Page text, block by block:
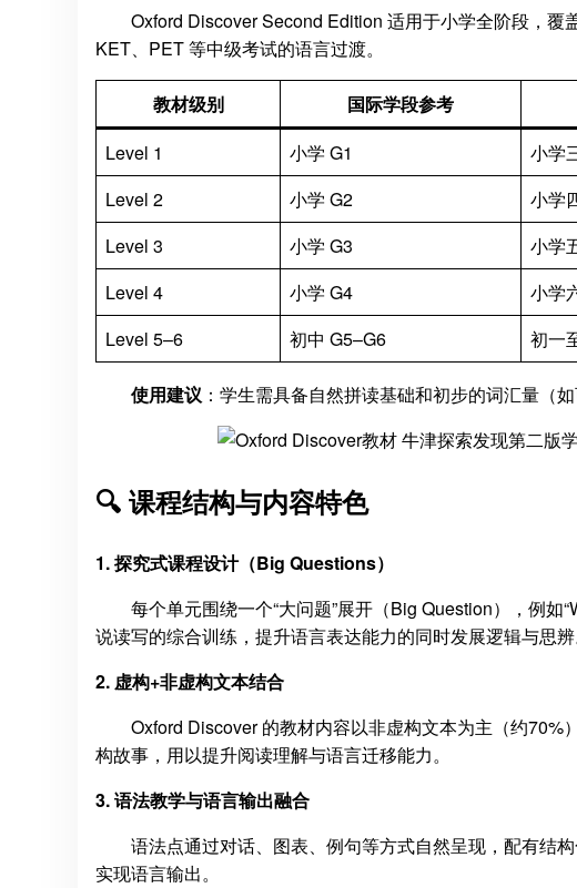
Oxford Discover Second Edition 适用于小学全阶段，
KET、PET 等中级考试的语言过渡。
教材级别 国际学段参考
Level 1
小学 G1 小学
Level 2
小学 G2 小学
Level 3
小学 G3 小学
Level 4
小学 G4 小学
Level 5–6
初中 G5–G6 初一
使用建议 ：学生需具备自然拼读基础和初步的词汇量（
🔍 课程结构与内容特色
1. 探究式课程设计（Big Questions）
每个单元围绕一个“大问题”展开（Big Question），例
说读写的综合训练，提升语言表达能力的同时发展逻辑与思辨
2. 虚构+非虚构文本结合
Oxford Discover 的教材内容以非虚构文本为主（约
构故事，用以提升阅读理解与语言迁移能力。
3. 语法教学与语言输出融合
语法点通过对话、图表、例句等方式自然呈现，配有结
实现语言输出。